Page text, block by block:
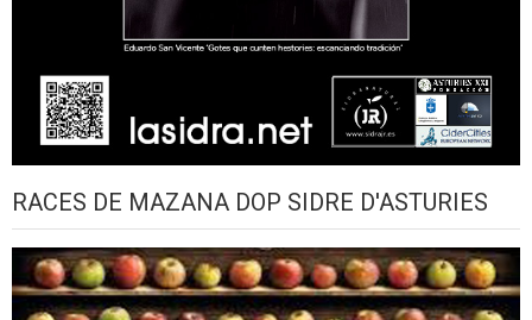
RACES DE MAZANA DOP SIDRE D'ASTURIES